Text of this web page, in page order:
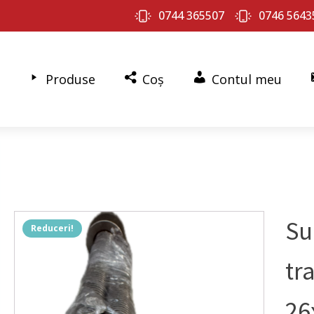
0744 365507 0746
Produse Coș Contul meu
Reduceri!